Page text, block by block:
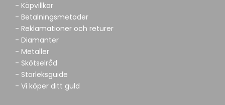
- Köpvillkor
- Betalningsmetoder
- Reklamationer och returer
- Diamanter
- Metaller
- Skötselråd
- Storleksguide
- Vi köper ditt guld